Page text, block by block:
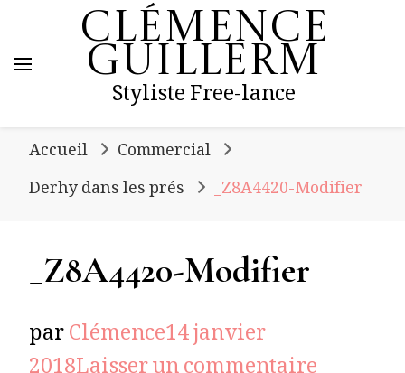
Clémence
Guillerm
Styliste Free-lance
Accueil
Commercial
Derhy dans les prés
_Z8A4420-Modifier
_Z8A4420-Modifier
parClémence14 janvier